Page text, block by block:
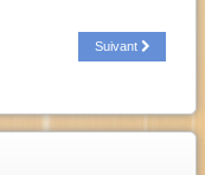
Suivant